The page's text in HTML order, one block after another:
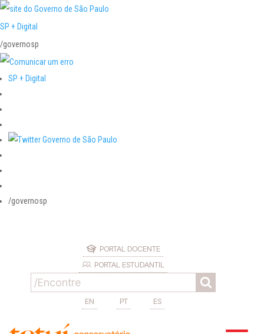
SP + Digital
/governosp
SP + Digital
/governosp
PORTAL DOCENTE
PORTAL ESTUDANTIL
EN PT ES